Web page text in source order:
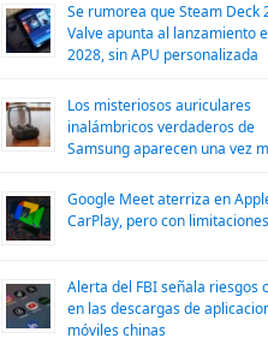
Se rumorea que Steam Deck
Valve apunta al lanzamiento
2028, sin APU personalizada
Los misteriosos auriculares
inalámbricos verdaderos de
Samsung aparecen una vez
Google Meet aterriza en
CarPlay, pero con limitaciones
Alerta del FBI señala riesgos
en las descargas de
móviles chinas